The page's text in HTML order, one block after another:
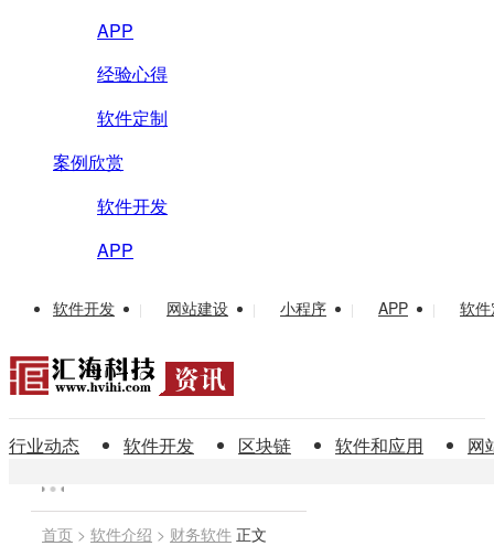
APP
经验心得
软件定制
案例欣赏
软件开发
APP
软件开发 | 网站建设 | 小程序 | APP | 软
行业动态 软件开发 区块链 软件和应用 网
首页 > 软件介绍 > 财务软件 正文